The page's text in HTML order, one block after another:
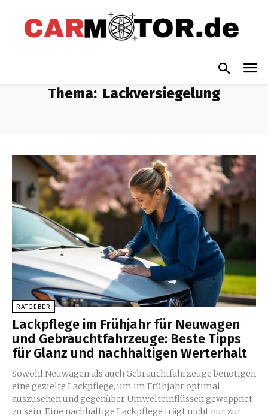
Thema: Lackversiegelung
RATGEBER
Lackpflege im Frühjahr für Neuwagen
und Gebrauchtfahrzeuge: Beste Tipps
für Glanz und nachhaltigen Werterhalt
Sowohl Neuwagen als auch Gebrauchtfahrzeuge benötigen
eine gezielte Lackpflege, um im Frühjahr optimal
auszusehen und gegenüber Umwelteinflüssen gewappnet
zu sein. Eine nachhaltige Lackpflege trägt nicht nur zur